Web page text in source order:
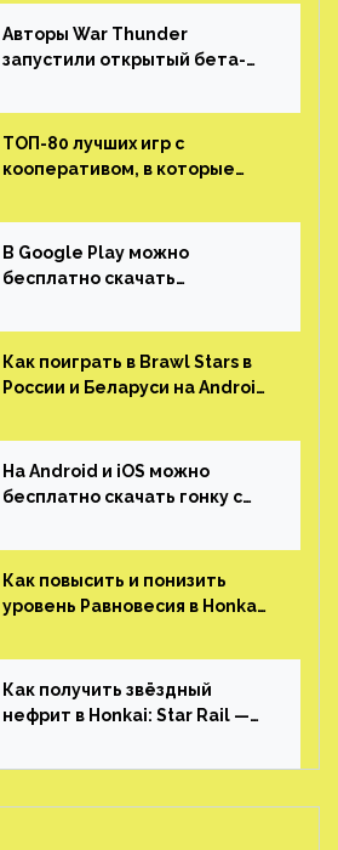
Авторы War Thunder
запустили открытый бета-
трейлер и скриншоты
ТОП-80 лучших игр с
кооперативом, в которые
(никаких MMO)
В Google Play можно
бесплатно скачать
открытым миром, прокачкой,
гонками и тюнингом машины
Как поиграть в Brawl Stars в
России и Беларуси на Android
На Android и iOS можно
бесплатно скачать гонку с
который больше, чем в
Skyrim и GTA: San Andreas
Как повысить и понизить
уровень Равновесия в Honkai:
Как получить звёздный
нефрит в Honkai: Star Rail —